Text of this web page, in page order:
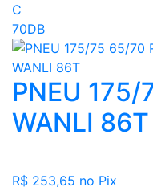
C
70DB
PNEU
WANLI 86T
R$ 253,65 no Pix